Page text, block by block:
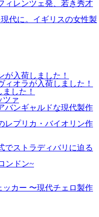
ィレンツェ発、若き秀才
代に。イギリスの女性製
が入荷しました！
ィオラが入荷しました！
した！
ツァ
バンギャルドな現代製作
レプリカ・バイオリン作
でストラディバリに迫る
ンドン~
ッカー 〜現代チェロ製作